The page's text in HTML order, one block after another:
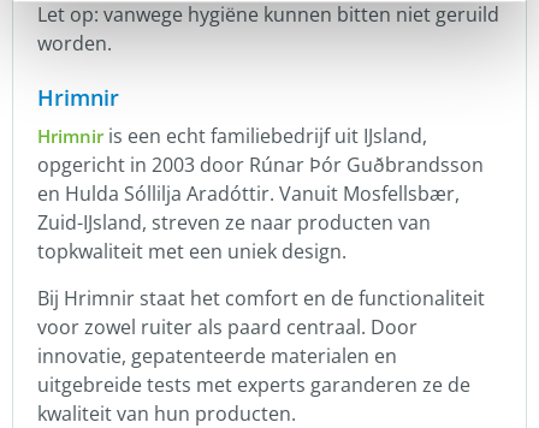
Let op: vanwege hygiëne kunnen bitten niet geruild
worden.
Hrimnir
Hrimniris een echt familiebedrijf uit IJsland,
opgericht in 2003 door Rúnar Þór Guðbrandsson
en Hulda Sóllilja Aradóttir. Vanuit Mosfellsbær,
Zuid-IJsland, streven ze naar producten van
topkwaliteit met een uniek design.
Bij Hrimnir staat het comfort en de functionaliteit
voor zowel ruiter als paard centraal. Door
innovatie, gepatenteerde materialen en
uitgebreide tests met experts garanderen ze de
kwaliteit van hun producten.